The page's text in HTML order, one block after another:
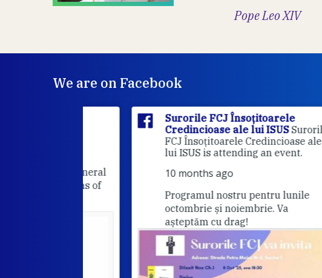
Pope Leo XIV
We are on Facebook
Surorile FCJ Însoțitoarele
Credincioase ale lui ISUS Surorile
FCJ Însoțitoarele Credincioase ale
lui ISUS is attending an event.
10 months ago
Programul nostru pentru lunile
octombrie și noiembrie. Va
așteptăm cu drag!